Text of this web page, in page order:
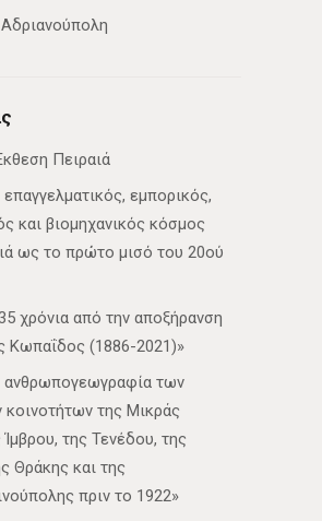
Πειραιά
εμπορικός,
και βιομηχανικός κόσμος
ως το πρώτο μισό του 20ού
χρόνια από την αποξήρανση
Κωπαΐδος (1886-2021)»
ανθρωπογεωγραφία των
κοινοτήτων της Μικράς
της Τενέδου, της
Θράκης και της
πριν το 1922»